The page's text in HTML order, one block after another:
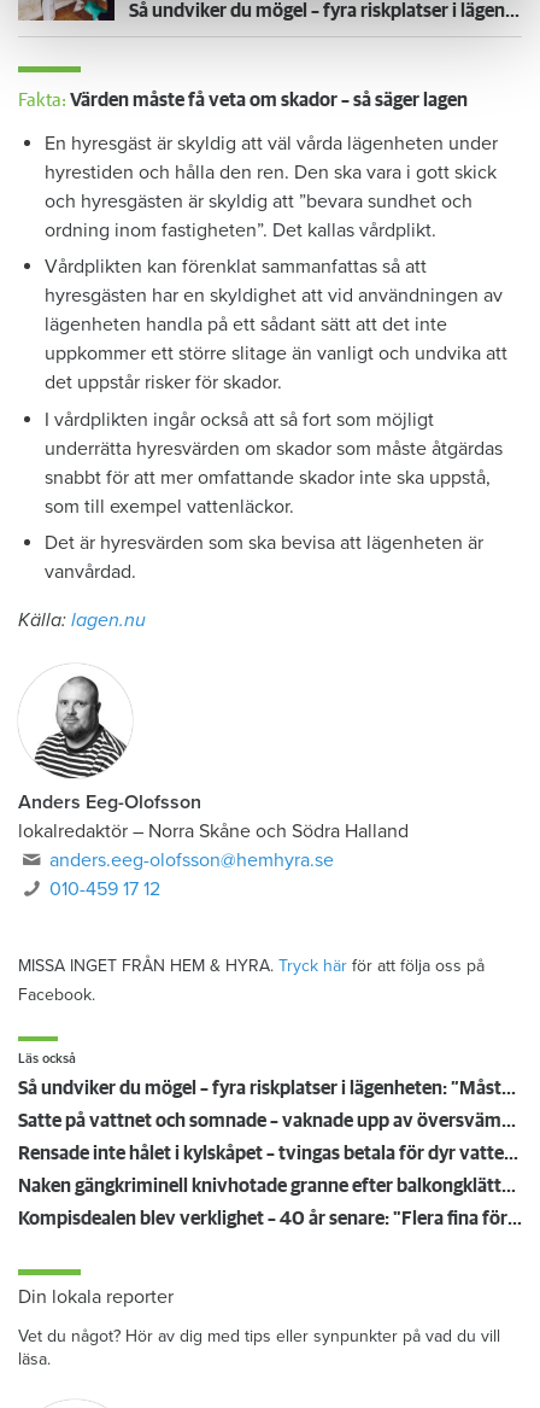
Så undviker du mögel – fyra riskplatser i lägenheten: ”Måste städa bort”
Fakta: Värden måste få veta om skador – så säger lagen
En hyresgäst är skyldig att väl vårda lägenheten under
hyrestiden och hålla den ren. Den ska vara i gott skick
och hyresgästen är skyldig att ”bevara sundhet och
ordning inom fastigheten”. Det kallas vårdplikt.
Vårdplikten kan förenklat sammanfattas så att
hyresgästen har en skyldighet att vid användningen av
lägenheten handla på ett sådant sätt att det inte
uppkommer ett större slitage än vanligt och undvika att
det uppstår risker för skador.
I vårdplikten ingår också att så fort som möjligt
underrätta hyresvärden om skador som måste åtgärdas
snabbt för att mer omfattande skador inte ska uppstå,
som till exempel vattenläckor.
Det är hyresvärden som ska bevisa att lägenheten är
vanvårdad.
Källa: lagen.nu
Anders Eeg-Olofsson
lokalredaktör – Norra Skåne och Södra Halland
anders.eeg-olofsson@hemhyra.se
010-459 17 12
MISSA INGET FRÅN HEM & HYRA. Tryck här för att följa oss på
Facebook.
Läs också
Så undviker du mögel – fyra riskplatser i lägenheten: ”Måste städa bort”
Satte på vattnet och somnade – vaknade upp av översvämning hos grannen
Rensade inte hålet i kylskåpet – tvingas betala för dyr vattenskada
Naken gängkriminell knivhotade granne efter balkongklättring
Kompisdealen blev verklighet – 40 år senare: "Flera fina fördelar med att dela bostad"
Din lokala reporter
Vet du något? Hör av dig med tips eller synpunkter på vad du vill
läsa.